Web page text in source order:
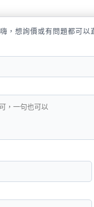
嗨，想詢價或有問題都可